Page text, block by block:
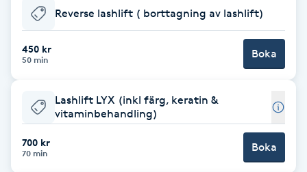
Barber
BIAB
Blowout
Reverse lashlift ( borttagning av lashlift)
450 kr
50 min Boka
Lashlift LYX (inkl färg, keratin &
vitaminbehandling)
700 kr
70 min Boka